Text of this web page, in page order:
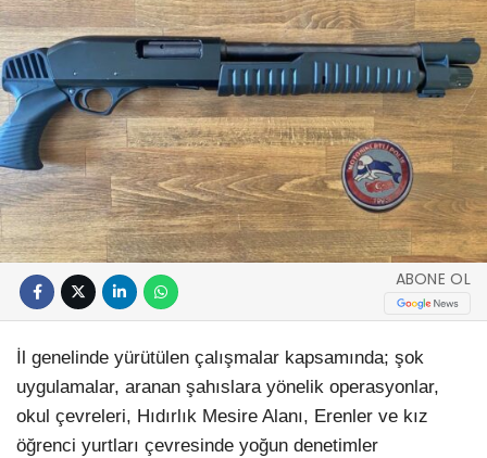
ABONE OL
İl genelinde yürütülen çalışmalar kapsamında; şok
uygulamalar, aranan şahıslara yönelik operasyonlar,
okul çevreleri, Hıdırlık Mesire Alanı, Erenler ve kız
öğrenci yurtları çevresinde yoğun denetimler